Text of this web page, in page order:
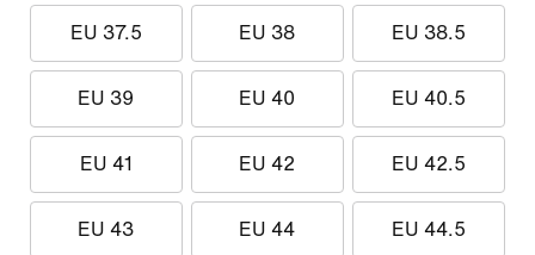
EU 37.5 EU 38 EU 38.5
EU 39 EU 40 EU 40.5
EU 41 EU 42 EU 42.5
EU 43 EU 44 EU 44.5